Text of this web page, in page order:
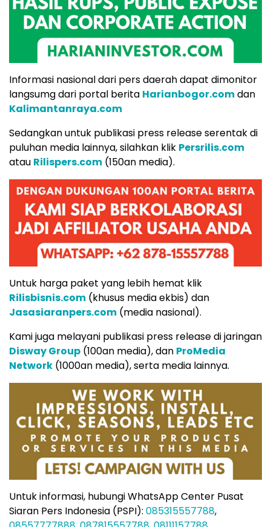
Informasi nasional dari pers daerah dapat dimonitor
langsumg dari portal berita Harianbogor.comdan
Kalimantanraya.com
Sedangkan untuk publikasi press release serentak di
puluhan media lainnya, silahkan klik Persrilis.com
atau Rilispers.com (150an media).
Untuk harga paket yang lebih hemat klik
Rilisbisnis.com (khusus media ekbis) dan
Jasasiaranpers.com (media nasional).
Kami juga melayani publikasi press release di jaringan
Disway Group (100an media), dan ProMedia
Network (1000an media), serta media lainnya.
Untuk informasi, hubungi WhatsApp Center Pusat
Siaran Pers Indonesia (PSPI): 085315557788,